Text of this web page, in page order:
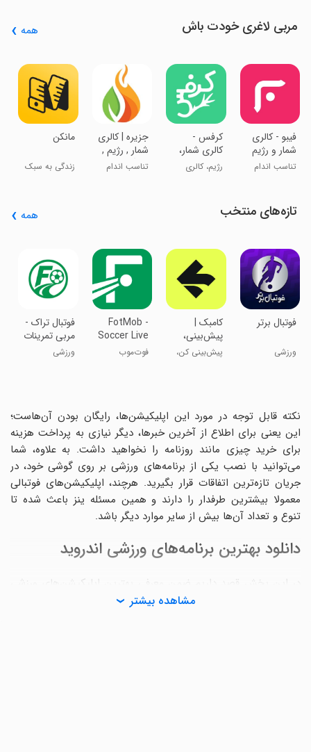
مربی لاغری خودت باش همه
‏فیبو - کالری
شمار و رژیم
غذایی
تناسب اندام
‏‏کرفس -
کالری شمار،
رژیم و تناسب
اندام
رژیم، کالری
جزیره | کالری
شمار , رژیم ,
باشگاه
تناسب اندام
مانکن
زندگی به سبک
تازه‌های منتخب همه
‏‏فوتبال برتر
ورزشی
‏‏‏‏‏کامبک |
پیش‌بینی،
نتایج زنده،
جایزه
پیش‌بینی کن،
FotMob -
Soccer Live
Scores
فوت‌موب
‏فوتبال تراک -
مربی تمرینات
فوتبالی
ورزشی
نکته قابل توجه در مورد این اپلیکیشن‌ها، رایگان بودن آن‌هاست؛
این یعنی برای اطلاع از آخرین خبرها، دیگر نیازی به پرداخت هزینه
برای خرید چیزی مانند روزنامه را نخواهید داشت. به علاوه، شما
می‌توانید با نصب یکی از برنامه‌های ورزشی بر روی گوشی خود، در
جریان تازه‌ترین اتفاقات قرار بگیرید. هرچند، اپلیکیشن‌های فوتبالی
معمولا بیشترین طرفدار را دارند و همین مسئله ینز باعث شده تا
تنوع و تعداد آن‌ها بیش از سایر موارد دیگر باشد.
دانلود بهترین برنامه‌های ورزشی اندروید
در این بخش قصد داریم ضمن معرفی بهترین اپلیکیشن‌های ورزشی
را دارید، انواع این نرم‌افزارها را نیز معرفی کنیم.
مشاهده بیشتر